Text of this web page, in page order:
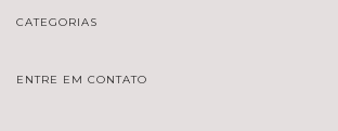
CATEGORIAS
ENTRE EM CONTATO